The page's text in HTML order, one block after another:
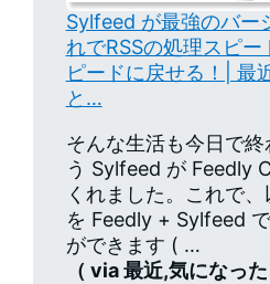
Sylfeed が最強のバー
れでRSSの処理スピー
ピードに戻せる！| 最
と…
そんな生活も今日で終
う Sylfeed が Feedly
くれました。これで
を Feedly + Sylfeed
ができます ( …
（ via 最近,気になった